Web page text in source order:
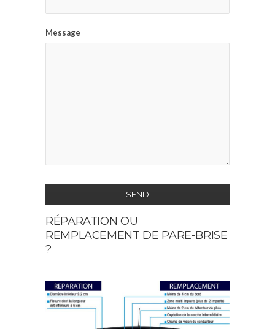
Message
SEND
This
field
should
left
blank
RÉPARATION OU
REMPLACEMENT DE PARE-BRISE
?